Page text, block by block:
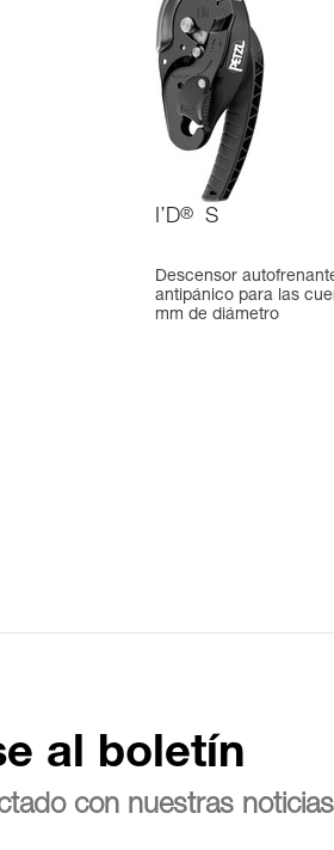
I’D® S
Descensor
antipánico para las
mm de diámetro
al boletín
con nuestras noticias